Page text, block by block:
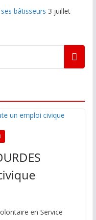
bâtisseurs 3 juillet
en Service